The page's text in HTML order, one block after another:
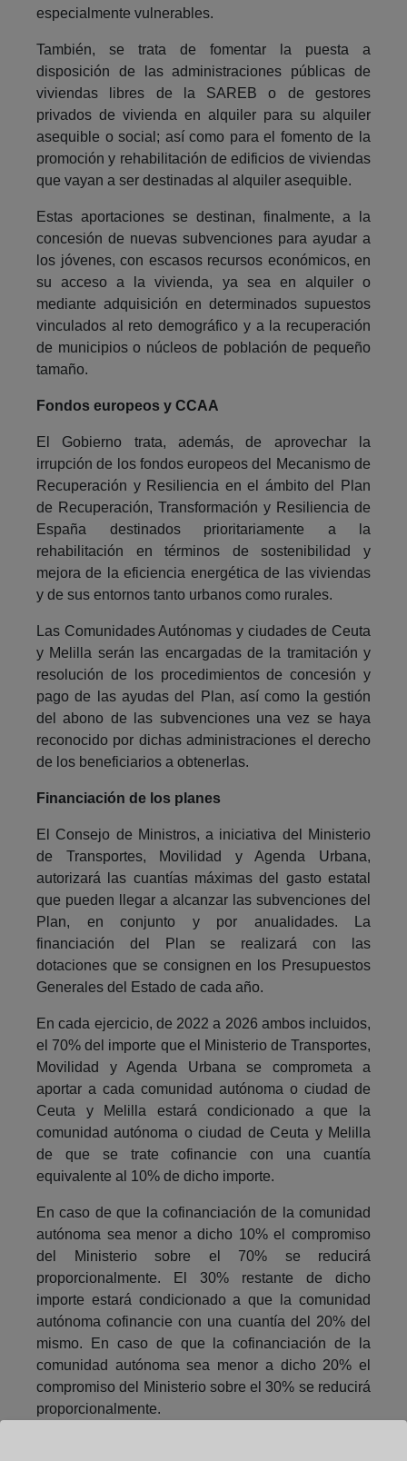
especialmente vulnerables.
También, se trata de fomentar la puesta a
disposición de las administraciones públicas de
viviendas libres de la SAREB o de gestores
privados de vivienda en alquiler para su alquiler
asequible o social; así como para el fomento de la
promoción y rehabilitación de edificios de viviendas
que vayan a ser destinadas al alquiler asequible.
Estas aportaciones se destinan, finalmente, a la
concesión de nuevas subvenciones para ayudar a
los jóvenes, con escasos recursos económicos, en
su acceso a la vivienda, ya sea en alquiler o
mediante adquisición en determinados supuestos
vinculados al reto demográfico y a la recuperación
de municipios o núcleos de población de pequeño
tamaño.
Fondos europeos y CCAA
El Gobierno trata, además, de aprovechar la
irrupción de los fondos europeos del Mecanismo de
Recuperación y Resiliencia en el ámbito del Plan
de Recuperación, Transformación y Resiliencia de
España destinados prioritariamente a la
rehabilitación en términos de sostenibilidad y
mejora de la eficiencia energética de las viviendas
y de sus entornos tanto urbanos como rurales.
Las Comunidades Autónomas y ciudades de Ceuta
y Melilla serán las encargadas de la tramitación y
resolución de los procedimientos de concesión y
pago de las ayudas del Plan, así como la gestión
del abono de las subvenciones una vez se haya
reconocido por dichas administraciones el derecho
de los beneficiarios a obtenerlas.
Financiación de los planes
El Consejo de Ministros, a iniciativa del Ministerio
de Transportes, Movilidad y Agenda Urbana,
autorizará las cuantías máximas del gasto estatal
que pueden llegar a alcanzar las subvenciones del
Plan, en conjunto y por anualidades. La
financiación del Plan se realizará con las
dotaciones que se consignen en los Presupuestos
Generales del Estado de cada año.
En cada ejercicio, de 2022 a 2026 ambos incluidos,
el 70% del importe que el Ministerio de Transportes,
Movilidad y Agenda Urbana se comprometa a
aportar a cada comunidad autónoma o ciudad de
Ceuta y Melilla estará condicionado a que la
comunidad autónoma o ciudad de Ceuta y Melilla
de que se trate cofinancie con una cuantía
equivalente al 10% de dicho importe.
En caso de que la cofinanciación de la comunidad
autónoma sea menor a dicho 10% el compromiso
del Ministerio sobre el 70% se reducirá
proporcionalmente. El 30% restante de dicho
importe estará condicionado a que la comunidad
autónoma cofinancie con una cuantía del 20% del
mismo. En caso de que la cofinanciación de la
comunidad autónoma sea menor a dicho 20% el
compromiso del Ministerio sobre el 30% se reducirá
proporcionalmente.